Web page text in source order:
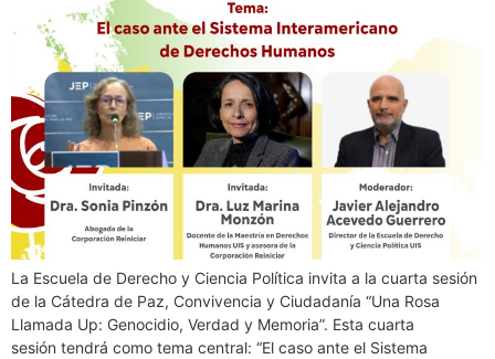
La Escuela de Derecho y Ciencia Política invita a la cuarta sesión
de la Cátedra de Paz, Convivencia y Ciudadanía “Una Rosa
Llamada Up: Genocidio, Verdad y Memoria”. Esta cuarta
sesión tendrá como tema central: “El caso ante el Sistema